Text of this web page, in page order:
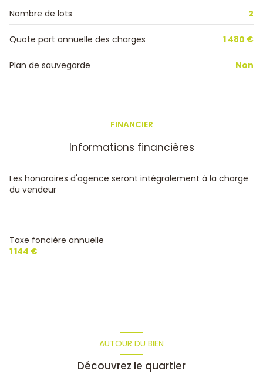
Nombre de lots 2
Quote part annuelle des charges 1 480 €
Plan de sauvegarde Non
FINANCIER
Informations financières
Les honoraires d'agence seront intégralement à la charge
du vendeur
Taxe foncière annuelle
1 144 €
AUTOUR DU BIEN
Découvrez le quartier